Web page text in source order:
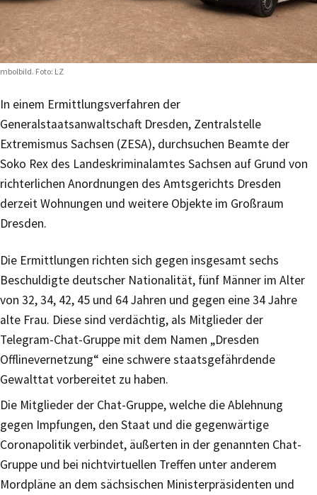
Foto: LZ
In einem Ermittlungsverfahren der
Generalstaatsanwaltschaft Dresden, Zentralstelle
Extremismus Sachsen (ZESA), durchsuchen Beamte der
Soko Rex des Landeskriminalamtes Sachsen auf Grund von
richterlichen Anordnungen des Amtsgerichts Dresden
derzeit Wohnungen und weitere Objekte im Großraum
Dresden.
Die Ermittlungen richten sich gegen insgesamt sechs
Beschuldigte deutscher Nationalität, fünf Männer im Alter
von 32, 34, 42, 45 und 64 Jahren und gegen eine 34 Jahre
alte Frau. Diese sind verdächtig, als Mitglieder der
Telegram-Chat-Gruppe mit dem Namen „Dresden
Offlinevernetzung“ eine schwere staatsgefährdende
Gewalttat vorbereitet zu haben.
Die Mitglieder der Chat-Gruppe, welche die Ablehnung
gegen Impfungen, den Staat und die gegenwärtige
Coronapolitik verbindet, äußerten in der genannten Chat-
Gruppe und bei nichtvirtuellen Treffen unter anderem
Mordpläne an dem sächsischen Ministerpräsidenten und